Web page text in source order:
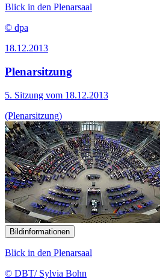
Blick in den Plenarsaal
© dpa
18.12.2013
Plenarsitzung
5. Sitzung vom 18.12.2013
(Plenarsitzung)
Bildinformationen
Blick in den Plenarsaal
© DBT/ Sylvia Bohn